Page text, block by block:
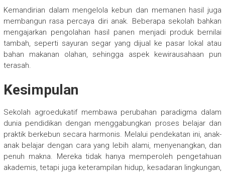
Kemandirian dalam mengelola kebun dan memanen hasil juga
membangun rasa percaya diri anak. Beberapa sekolah bahkan
mengajarkan pengolahan hasil panen menjadi produk bernilai
tambah, seperti sayuran segar yang dijual ke pasar lokal atau
bahan makanan olahan, sehingga aspek kewirausahaan pun
terasah.
Kesimpulan
Sekolah agroedukatif membawa perubahan paradigma dalam
dunia pendidikan dengan menggabungkan proses belajar dan
praktik berkebun secara harmonis. Melalui pendekatan ini, anak-
anak belajar dengan cara yang lebih alami, menyenangkan, dan
penuh makna. Mereka tidak hanya memperoleh pengetahuan
akademis, tetapi juga keterampilan hidup, kesadaran lingkungan,